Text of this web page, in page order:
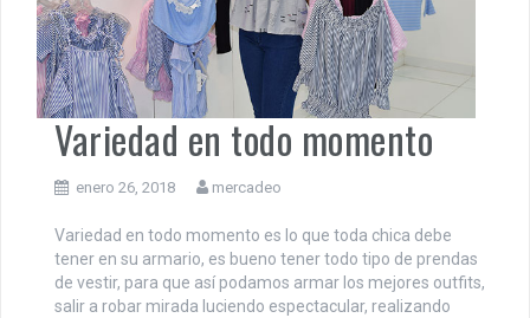
Variedad en todo momento
enero 26, 2018 mercadeo
Variedad en todo momento es lo que toda chica debe
tener en su armario, es bueno tener todo tipo de prendas
de vestir, para que así podamos armar los mejores outfits,
salir a robar mirada luciendo espectacular, realizando